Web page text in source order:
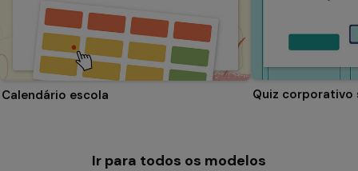
Calendário escola Quiz corporativo
Ir para todos os modelos